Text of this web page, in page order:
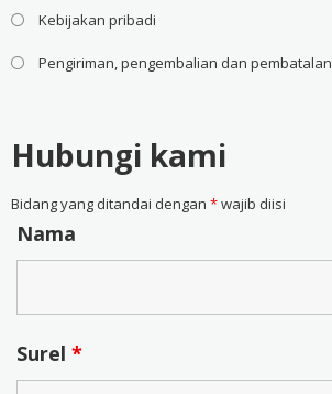
Kebijakan pribadi
Pengiriman, pengembalian dan pembatalan
Hubungi kami
Bidang yang ditandai dengan *wajib diisi
Nama
Surel *